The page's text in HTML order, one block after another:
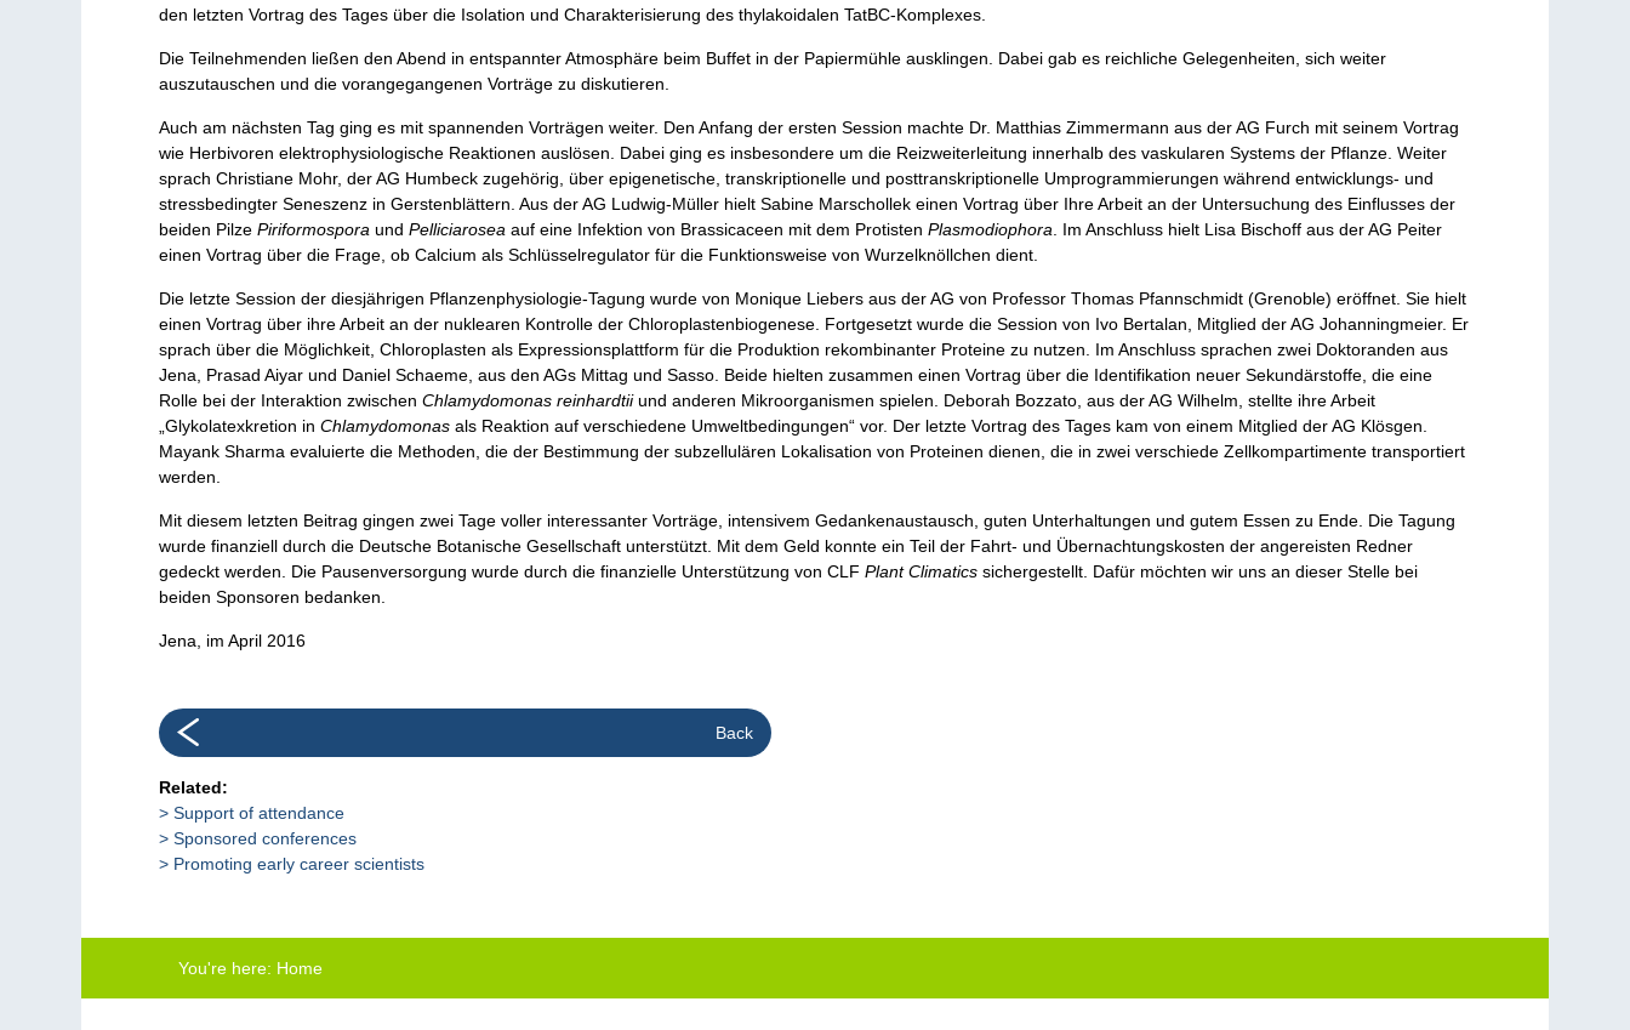
den letzten Vortrag des Tages über die Isolation und Charakterisierung des thylakoidalen TatBC-Komplexes.
Die Teilnehmenden ließen den Abend in entspannter Atmosphäre beim Buffet in der Papiermühle ausklingen. Dabei gab es reichliche Gelegenheiten, sich weiter
auszutauschen und die vorangegangenen Vorträge zu diskutieren.
Auch am nächsten Tag ging es mit spannenden Vorträgen weiter. Den Anfang der ersten Session machte Dr. Matthias Zimmermann aus der AG Furch mit seinem Vortrag
wie Herbivoren elektrophysiologische Reaktionen auslösen. Dabei ging es insbesondere um die Reizweiterleitung innerhalb des vaskularen Systems der Pflanze. Weiter
sprach Christiane Mohr, der AG Humbeck zugehörig, über epigenetische, transkriptionelle und posttranskriptionelle Umprogrammierungen während entwicklungs- und
stressbedingter Seneszenz in Gerstenblättern. Aus der AG Ludwig-Müller hielt Sabine Marschollek einen Vortrag über Ihre Arbeit an der Untersuchung des Einflusses der
beiden PilzePiriformosporaundPelliciaroseaauf eine Infektion von Brassicaceen mit dem ProtistenPlasmodiophora . Im Anschluss hielt Lisa Bischoff aus der AG Peiter
einen Vortrag über die Frage, ob Calcium als Schlüsselregulator für die Funktionsweise von Wurzelknöllchen dient.
Die letzte Session der diesjährigen Pflanzenphysiologie-Tagung wurde von Monique Liebers aus der AG von Professor Thomas Pfannschmidt (Grenoble) eröffnet. Sie hielt
einen Vortrag über ihre Arbeit an der nuklearen Kontrolle der Chloroplastenbiogenese. Fortgesetzt wurde die Session von Ivo Bertalan, Mitglied der AG Johanningmeier. Er
sprach über die Möglichkeit, Chloroplasten als Expressionsplattform für die Produktion rekombinanter Proteine zu nutzen. Im Anschluss sprachen zwei Doktoranden aus
Jena, Prasad Aiyar und Daniel Schaeme, aus den AGs Mittag und Sasso. Beide hielten zusammen einen Vortrag über die Identifikation neuer Sekundärstoffe, die eine
Rolle bei der Interaktion zwischenChlamydomonas reinhardtiiund anderen Mikroorganismen spielen. Deborah Bozzato, aus der AG Wilhelm, stellte ihre Arbeit
„Glykolatexkretion inChlamydomonasals Reaktion auf verschiedene Umweltbedingungen“ vor. Der letzte Vortrag des Tages kam von einem Mitglied der AG Klösgen.
Mayank Sharma evaluierte die Methoden, die der Bestimmung der subzellulären Lokalisation von Proteinen dienen, die in zwei verschiede Zellkompartimente transportiert
werden.
Mit diesem letzten Beitrag gingen zwei Tage voller interessanter Vorträge, intensivem Gedankenaustausch, guten Unterhaltungen und gutem Essen zu Ende. Die Tagung
wurde finanziell durch die Deutsche Botanische Gesellschaft unterstützt. Mit dem Geld konnte ein Teil der Fahrt- und Übernachtungskosten der angereisten Redner
gedeckt werden. Die Pausenversorgung wurde durch die finanzielle Unterstützung von CLF Plant Climatics sichergestellt. Dafür möchten wir uns an dieser Stelle bei
beiden Sponsoren bedanken.
Jena, im April 2016
Back
Related:
Support of attendance
Sponsored conferences
Promoting early career scientists
You're here: Home